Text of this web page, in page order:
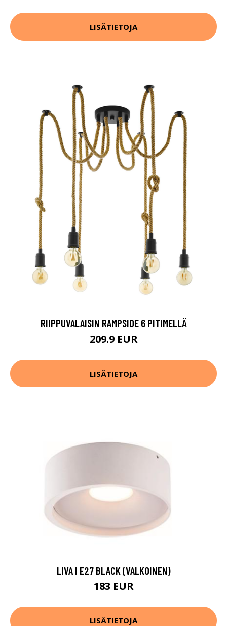
LISÄTIETOJA
RIIPPUVALAISIN RAMPSIDE 6 PITIMELLÄ
209.9 EUR
LISÄTIETOJA
LIVA I E27 BLACK (VALKOINEN)
183 EUR
LISÄTIETOJA